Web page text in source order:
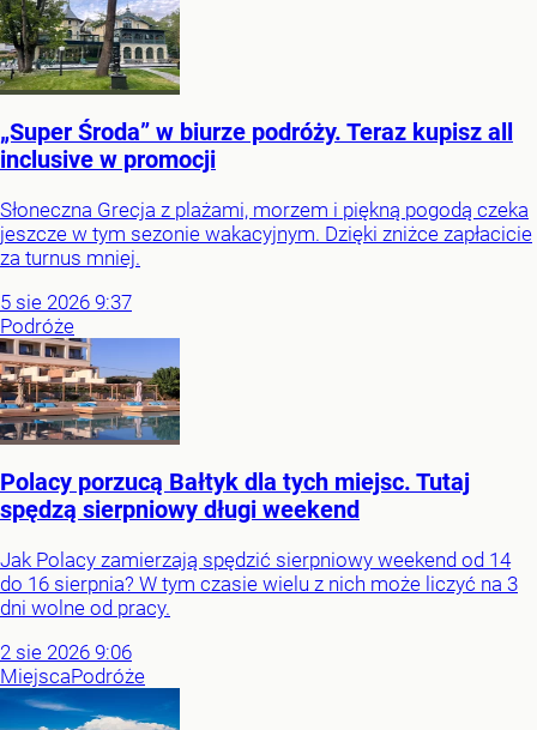
„Super Środa” w biurze podróży. Teraz kupisz all
inclusive w promocji
Słoneczna Grecja z plażami, morzem i piękną pogodą czeka
jeszcze w tym sezonie wakacyjnym. Dzięki zniżce zapłacicie
za turnus mniej.
5 sie 2026 9:37
Podróże
Polacy porzucą Bałtyk dla tych miejsc. Tutaj
spędzą sierpniowy długi weekend
Jak Polacy zamierzają spędzić sierpniowy weekend od 14
do 16 sierpnia? W tym czasie wielu z nich może liczyć na 3
dni wolne od pracy.
2 sie 2026 9:06
MiejscaPodróże